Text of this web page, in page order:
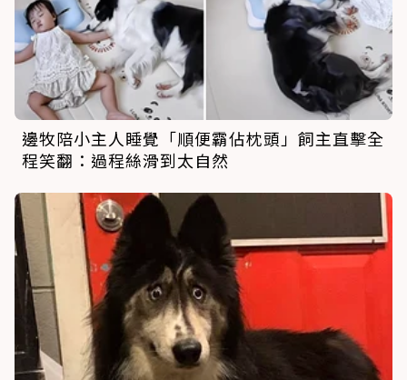
邊牧陪小主人睡覺「順便霸佔枕頭」飼主直擊全
程笑翻：過程絲滑到太自然